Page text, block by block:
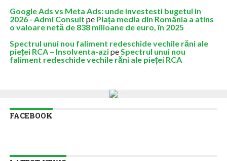
Google Ads vs Meta Ads: unde investesti bugetul in
2026 - Admi Consult pe Piața media din România a atins
o valoare netă de 838 milioane de euro, în 2025
Spectrul unui nou faliment redeschide vechile răni ale
pieței RCA – Insolventa-azipeSpectrul unui nou
faliment redeschide vechile răni ale pieței RCA
FACEBOOK